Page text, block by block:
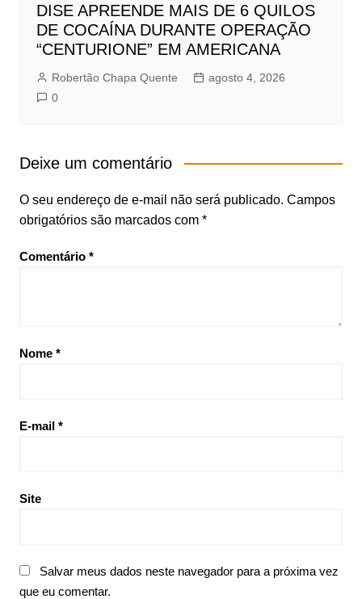
DISE APREENDE MAIS DE 6 QUILOS
DE COCAÍNA DURANTE OPERAÇÃO
“CENTURIONE” EM AMERICANA
Robertão Chapa Quente
agosto 4, 2026
0
Deixe um comentário
O seu endereço de e-mail não será publicado. Campos
obrigatórios são marcados com *
Comentário *
Nome *
E-mail *
Site
Salvar meus dados neste navegador para a próxima vez
que eu comentar.